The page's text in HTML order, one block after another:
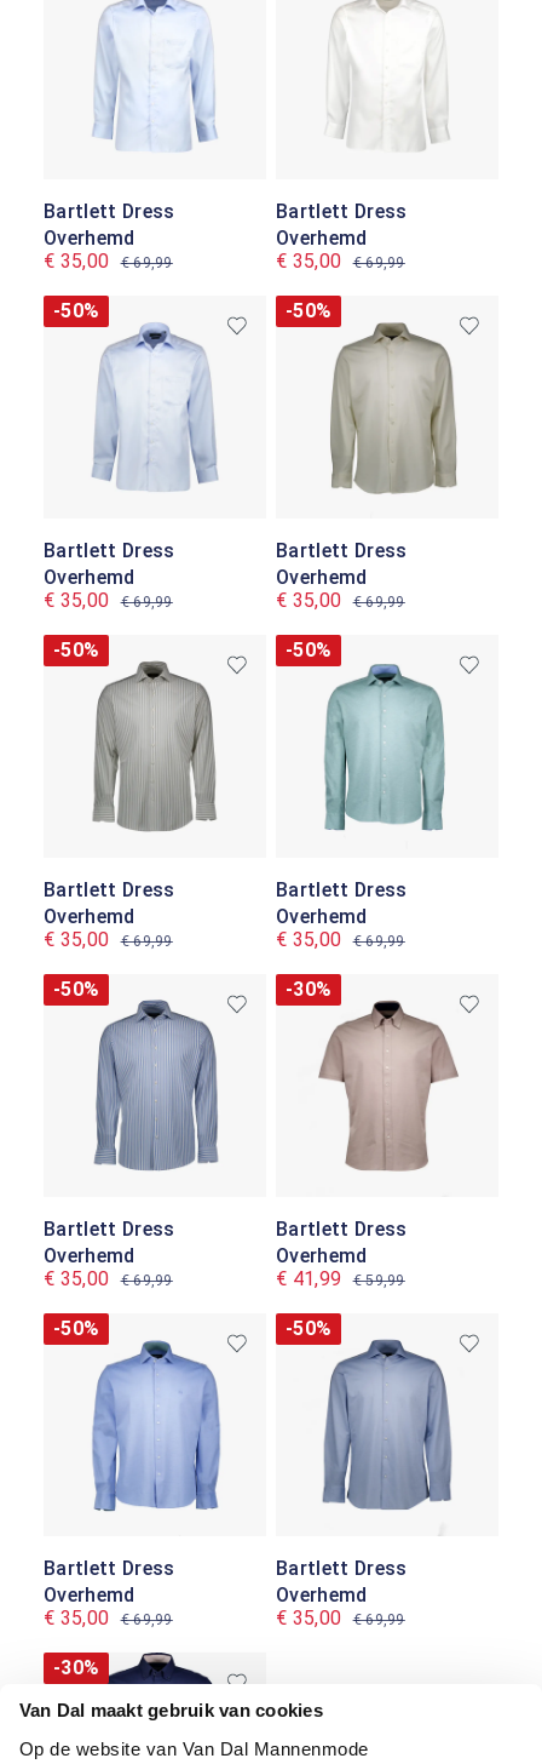
Van Dal maakt gebruik van cookies
Op de website van Van Dal Mannenmode
Bartlett Dress
Overhemd
€ 35,00
€ 69,99
Bartlett Dress
Overhemd
€ 35,00
€ 69,99
-50%
Bartlett Dress
Overhemd
€ 35,00
€ 69,99
-50%
Bartlett Dress
Overhemd
€ 35,00
€ 69,99
-50%
Bartlett Dress
Overhemd
€ 35,00
€ 69,99
-50%
Bartlett Dress
Overhemd
€ 35,00
€ 69,99
-50%
Bartlett Dress
Overhemd
€ 35,00
€ 69,99
-30%
Bartlett Dress
Overhemd
€ 41,99
€ 59,99
-50%
Bartlett Dress
Overhemd
€ 35,00
€ 69,99
-50%
Bartlett Dress
Overhemd
€ 35,00
€ 69,99
-30%